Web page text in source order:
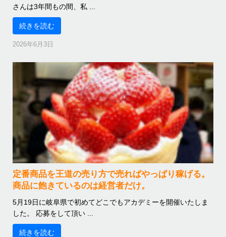
さんは3年間もの間、私 ...
続きを読む
2026年6月3日
定番商品を王道の売り方で売ればやっぱり稼げる。
商品に飽きているのは経営者だけ。
5月19日に岐阜県で初めてどこでもアカデミーを開催いたしま
した。 応募をして頂い ...
続きを読む